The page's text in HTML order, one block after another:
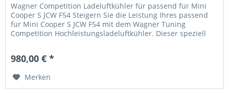
Wagner Competition Ladeluftkühler für passend für Mini
Cooper S JCW F54 Steigern Sie die Leistung Ihres passend
für Mini Cooper S JCW F54 mit dem Wagner Tuning
Competition Hochleistungsladeluftkühler. Dieser speziell
Ihren Turbo-Motor. Technische Vorteile 51% größere...
980,00 € *
Merken